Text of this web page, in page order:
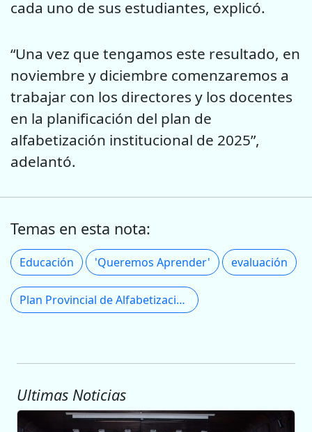
cada uno de sus estudiantes, explicó.
“Una vez que tengamos este resultado, en
noviembre y diciembre comenzaremos a
trabajar con los directores y los docentes
en la planificación del plan de
alfabetización institucional de 2025”,
adelantó.
Temas en esta nota:
Educación 'Queremos Aprender' evaluación
Plan Provincial de Alfabetización
Ultimas Noticias